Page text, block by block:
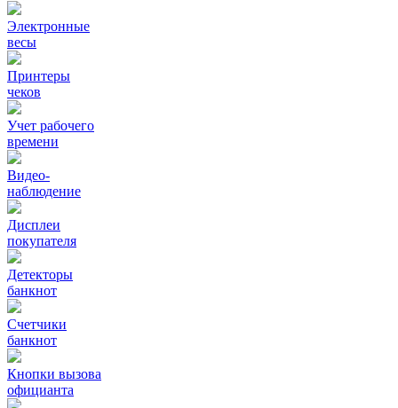
Электронные
весы
Принтеры
чеков
Учет рабочего
времени
Видео‑
наблюдение
Дисплеи
покупателя
Детекторы
банкнот
Счетчики
банкнот
Кнопки вызова
официанта